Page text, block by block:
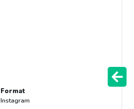
Format
Instagram